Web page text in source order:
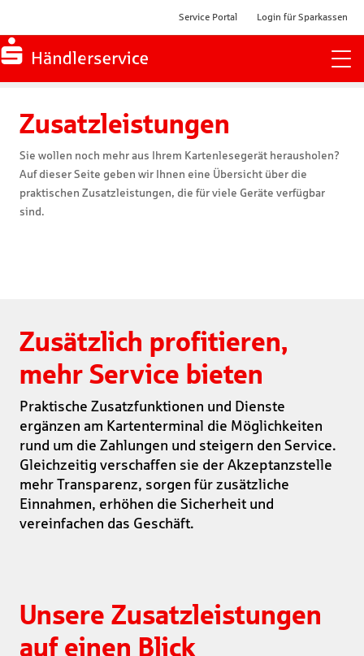
Service Portal Login für Sparkassen
Zusatzleistungen
Sie wollen noch mehr aus Ihrem Kartenlesegerät herausholen?
Auf dieser Seite geben wir Ihnen eine Übersicht über die
praktischen Zusatzleistungen, die für viele Geräte verfügbar
sind.
Zusätzlich profitieren,
mehr Service bieten
Praktische Zusatzfunktionen und Dienste
ergänzen am Kartenterminal die Möglichkeiten
rund um die Zahlungen und steigern den Service.
Gleichzeitig verschaffen sie der Akzeptanzstelle
mehr Transparenz, sorgen für zusätzliche
Einnahmen, erhöhen die Sicherheit und
vereinfachen das Geschäft.
Unsere Zusatzleistungen
auf einen Blick